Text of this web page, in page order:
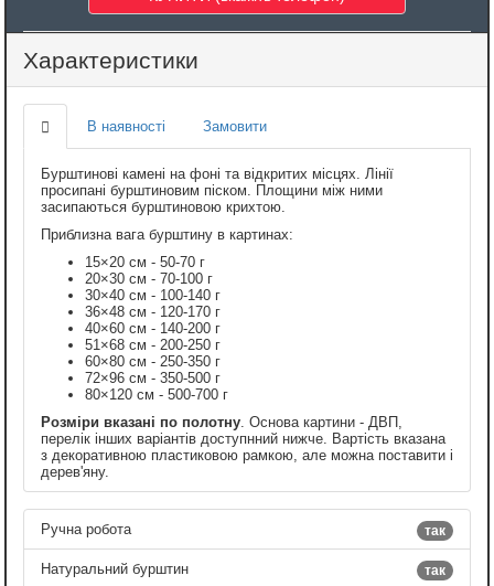
Характеристики
В наявності Замовити
Бурштинові камені на фоні та відкритих місцях. Лінії
просипані бурштиновим піском. Площини між ними
засипаються бурштиновою крихтою.
Приблизна вага бурштину в картинах:
15×20 см - 50-70 г
20×30 см - 70-100 г
30×40 см - 100-140 г
36×48 см - 120-170 г
40×60 см - 140-200 г
51×68 см - 200-250 г
60×80 см - 250-350 г
72×96 см - 350-500 г
80×120 см - 500-700 г
Розміри вказані по полотну . Основа картини - ДВП,
перелік інших варіантів доступнний нижче. Вартість вказана
з декоративною пластиковою рамкою, але можна поставити і
дерев'яну.
так
Ручна робота
так
Натуральний бурштин